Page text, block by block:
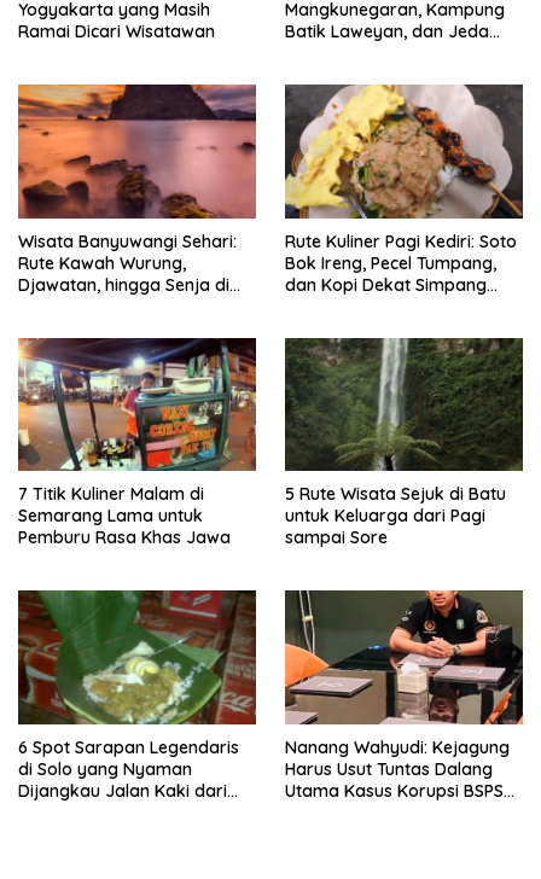
Yogyakarta yang Masih
Ramai Dicari Wisatawan
Mangkunegaran, Kampung
Batik Laweyan, dan Jeda
Wisata Banyuwangi Sehari:
Rute Kawah Wurung,
Djawatan, hingga Senja di
Rute Kuliner Pagi Kediri: Soto
Bok Ireng, Pecel Tumpang,
dan Kopi Dekat Simpang
7 Titik Kuliner Malam di
Semarang Lama untuk
Pemburu Rasa Khas Jawa
5 Rute Wisata Sejuk di Batu
untuk Keluarga dari Pagi
sampai Sore
6 Spot Sarapan Legendaris
di Solo yang Nyaman
Dijangkau Jalan Kaki dari
Nanang Wahyudi: Kejagung
Harus Usut Tuntas Dalang
Utama Kasus Korupsi BSPS